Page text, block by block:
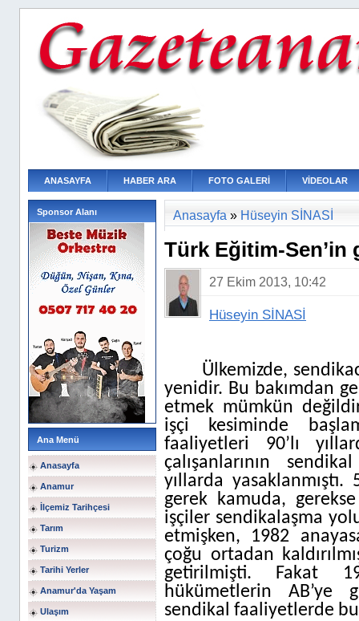
ANASAYFA HABER ARA FOTO GALERİ VİDEOLAR
Sponsor Alanı
Ana Menü
Anasayfa
Anamur
İlçemiz Tarihçesi
Tarım
Turizm
Tarihi Yerler
Anamur'da Yaşam
Ulaşım
Anasayfa » Hüseyin SİNASİ
Türk Eğitim-Sen’in
27 Ekim 2013, 10:42
Hüseyin SİNASİ
Ülkemizde,
yenidir. Bu bakımdan
etmek mümkün
işçi kesiminde
faaliyetleri 90’lı
çalışanlarının
yıllarda
gerek kamuda,
işçiler sendikalaşma
etmişken, 1982
çoğu ortadan
getirilmişti. Fakat
hükümetlerin AB’ye
sendikal faaliyetlerde